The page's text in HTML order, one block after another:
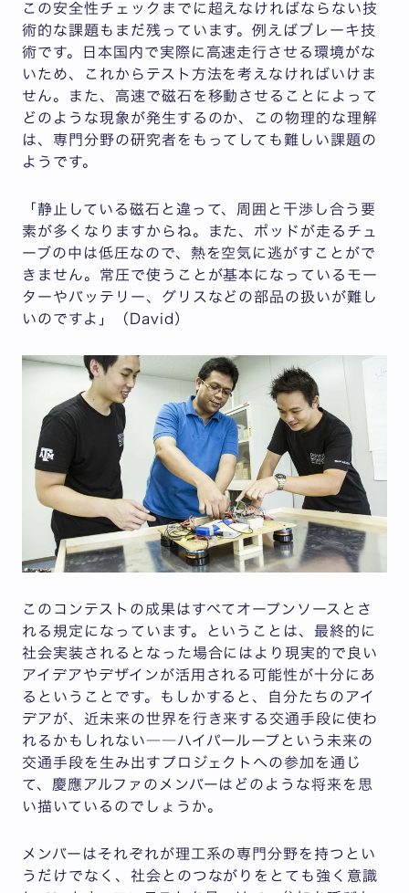
この安全性チェックまでに超えなければならない技
術的な課題もまだ残っています。例えばブレーキ技
術です。日本国内で実際に高速走行させる環境がな
いため、これからテスト方法を考えなければいけま
せん。また、高速で磁石を移動させることによって
どのような現象が発生するのか、この物理的な理解
は、専門分野の研究者をもってしても難しい課題の
ようです。
「静止している磁石と違って、周囲と干渉し合う要
素が多くなりますからね。また、ポッドが走るチュ
ーブの中は低圧なので、熱を空気に逃がすことがで
きません。常圧で使うことが基本になっているモー
ターやバッテリー、グリスなどの部品の扱いが難し
いのですよ」（David）
このコンテストの成果はすべてオープンソースとさ
れる規定になっています。ということは、最終的に
社会実装されるとなった場合にはより現実的で良い
アイデアやデザインが活用される可能性が十分にあ
るということです。もしかすると、自分たちのアイ
デアが、近未来の世界を行き来する交通手段に使わ
れるかもしれない――ハイパーループという未来の
交通手段を生み出すプロジェクトへの参加を通じ
て、慶應アルファのメンバーはどのような将来を思
い描いているのでしょうか。
メンバーはそれぞれが理工系の専門分野を持つとい
うだけでなく、社会とのつながりをとても強く意識